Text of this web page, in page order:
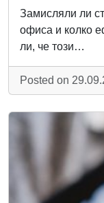
Замисляли ли
офиса и колко
ли, че този…
Posted on